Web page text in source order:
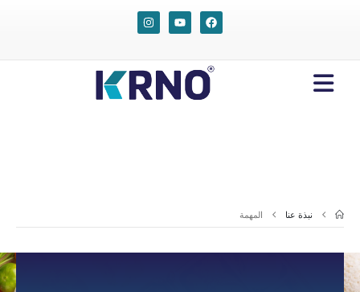
نبذة عنا المهمة